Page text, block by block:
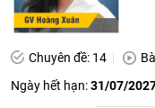
Chuyên đề: 14
Ngày hết hạn:31/07/